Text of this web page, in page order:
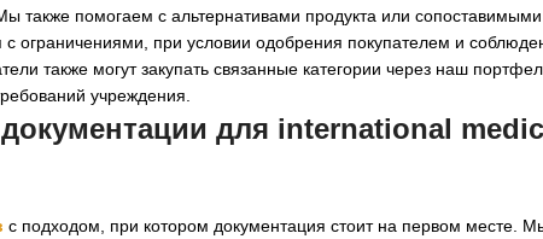
также помогаем с альтернативами продукта или
с ограничениями, при условии одобрения покупателем и
также могут закупать связанные категории через наш
учреждения.
для international
с подходом, при котором документация стоит на первом месте.